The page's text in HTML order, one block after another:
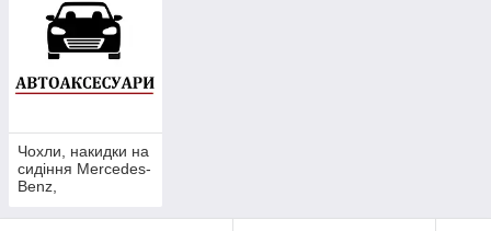
Чохли, накидки на
сидіння Mercedes-
Benz,
Mercedes-Benz